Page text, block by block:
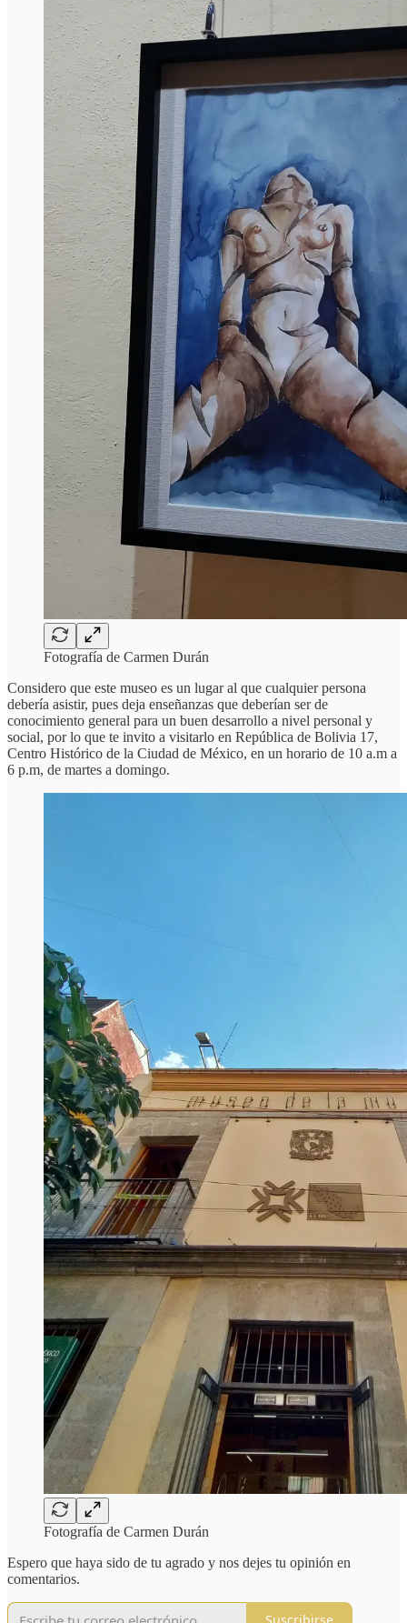
Fotografía de Carmen Durán
Considero que este museo es un lugar al que cualquier persona
debería asistir, pues deja enseñanzas que deberían ser de
conocimiento general para un buen desarrollo a nivel personal y
social, por lo que te invito a visitarlo en República de Bolivia 17,
Centro Histórico de la Ciudad de México, en un horario de 10 a.m a
6 p.m, de martes a domingo.
Fotografía de Carmen Durán
Espero que haya sido de tu agrado y nos dejes tu opinión en
comentarios.